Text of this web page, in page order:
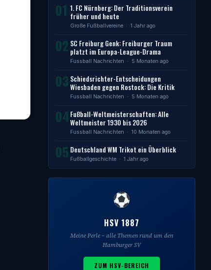
01 1. FC Nürnberg: Der Traditionsverein
früher und heute
Große Fußballvereine · 1 Jahr ago
02 SC Freiburg Genk: Freiburger Traum
platzt im Europa-League-Drama
Fussball Nachrichten · 5 Monaten ago
03 Schiedsrichter-Entscheidungen
Wiesbaden gegen Rostock: Die Kritik
Fussball Nachrichten · 5 Monaten ago
04 Fußball-Weltmeisterschaften: Alle
Weltmeister 1930 bis 2026
Fussball Nachrichten · 10 Monaten ago
05 Deutschland WM Trikot ein Überblick
Fußballgeschichte · 1 Jahr ago
HSV 1887
Meine Perle – alle Themen rund um den
Hamburger SV
ZUM HSV-BEREICH